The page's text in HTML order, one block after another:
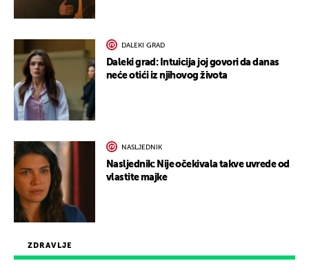
ZDRAVLJE
DALEKI GRAD
Daleki grad: Intuicija joj govori da danas
neće otići iz njihovog života
NASLJEDNIK
Nasljednik: Nije očekivala takve uvrede od
vlastite majke